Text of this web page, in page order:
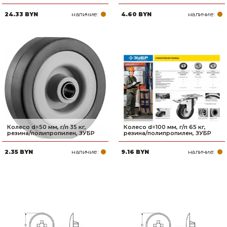
24.33 BYN наличие: 4.60 BYN наличие:
Колесо d=50 мм, г/п 35 кг,
резина/полипропилен, ЗУБР
2.35 BYN наличие:
Колесо d=100 мм, г/п 65 кг,
резина/полипропилен, ЗУБР
9.16 BYN наличие: